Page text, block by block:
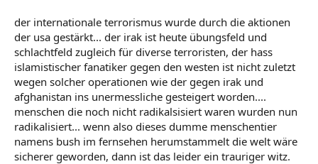
der internationale terrorismus wurde durch die aktionen
der usa gestärkt... der irak ist heute übungsfeld und
schlachtfeld zugleich für diverse terroristen, der hass
islamistischer fanatiker gegen den westen ist nicht zuletzt
wegen solcher operationen wie der gegen irak und
afghanistan ins unermessliche gesteigert worden....
menschen die noch nicht radikalsisiert waren wurden nun
radikalisiert... wenn also dieses dumme menschentier
namens bush im fernsehen herumstammelt die welt wäre
sicherer geworden, dann ist das leider ein trauriger witz.